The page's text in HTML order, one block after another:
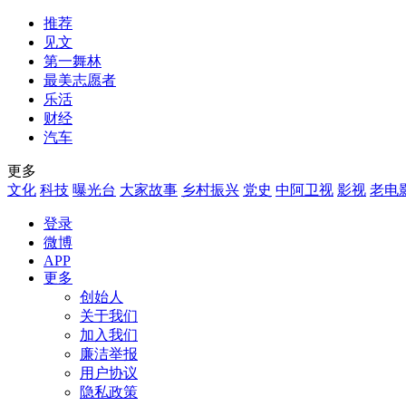
推荐
见文
第一舞林
最美志愿者
乐活
财经
汽车
更多
文化 科技 曝光台 大家故事 乡村振兴 党史 中阿卫视 影视 老电
登录
微博
APP
更多
创始人
关于我们
加入我们
廉洁举报
用户协议
隐私政策